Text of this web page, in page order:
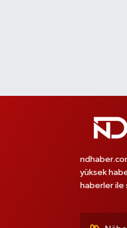
yüksek
haberler ile